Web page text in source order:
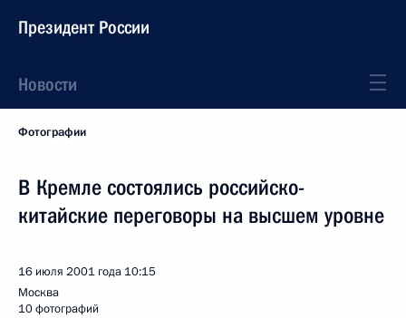
Президент России
Новости
Фотографии
В Кремле состоялись российско-
китайские переговоры на высшем уровне
16 июля 2001 года 10:15
Москва
10 фотографий